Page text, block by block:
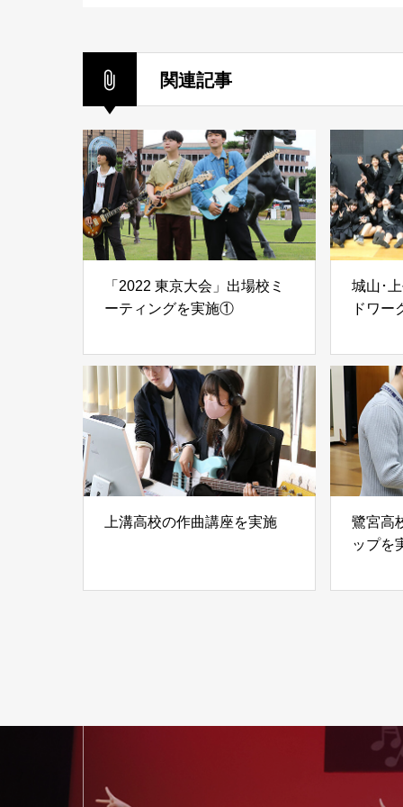
関連記事
「2022 東京大会」出場校ミ
ーティングを実施①
城山･
ドワー
上溝高校の作曲講座を実施
鷺宮高
ップを